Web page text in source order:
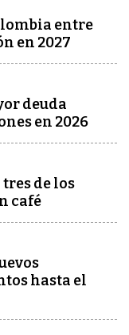
entre
en 2027
deuda
en 2026
de los
café
hasta el